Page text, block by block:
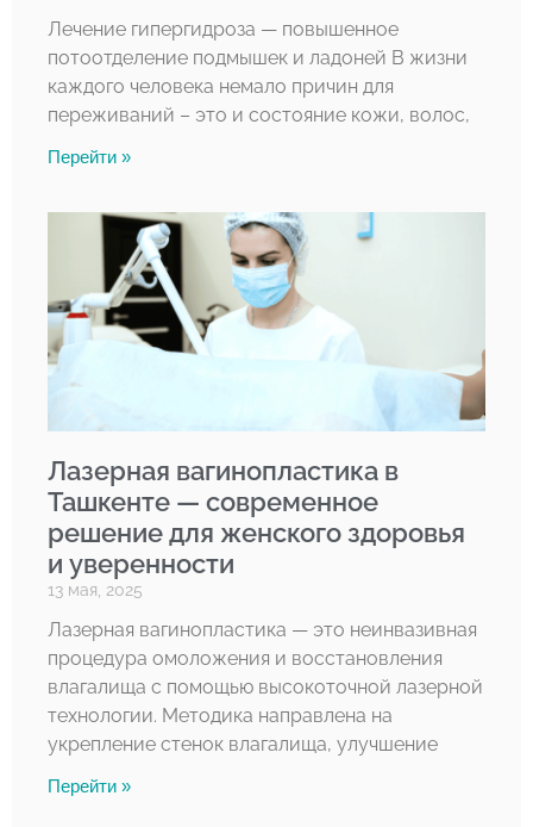
Лечение гипергидроза — повышенное
потоотделение подмышек и ладоней В жизни
каждого человека немало причин для
переживаний – это и состояние кожи, волос,
Перейти »
Лазерная вагинопластика в
Ташкенте — современное
решение для женского здоровья
и уверенности
13 мая, 2025
Лазерная вагинопластика — это неинвазивная
процедура омоложения и восстановления
влагалища с помощью высокоточной лазерной
технологии. Методика направлена на
укрепление стенок влагалища, улучшение
Перейти »